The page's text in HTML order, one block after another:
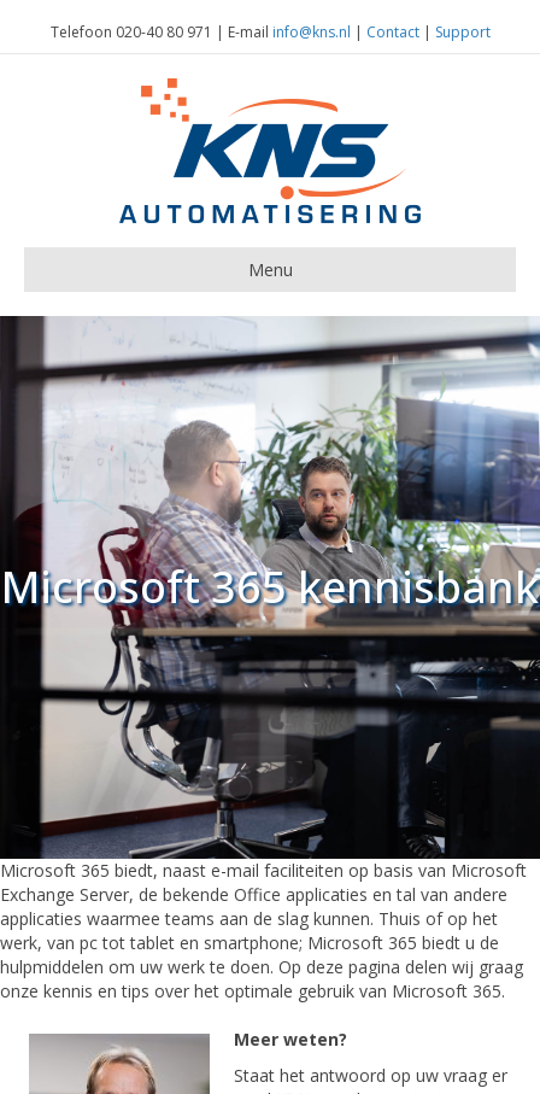
Telefoon 020-40 80 971 | E-mail info@kns.nl | Contact| Support
Menu
Microsoft 365 kennisbank
Microsoft 365 biedt, naast e-mail faciliteiten op basis van Microsoft
Exchange Server, de bekende Office applicaties en tal van andere
applicaties waarmee teams aan de slag kunnen. Thuis of op het
werk, van pc tot tablet en smartphone; Microsoft 365 biedt u de
hulpmiddelen om uw werk te doen. Op deze pagina delen wij graag
onze kennis en tips over het optimale gebruik van Microsoft 365.
Meer weten?
Staat het antwoord op uw vraag er